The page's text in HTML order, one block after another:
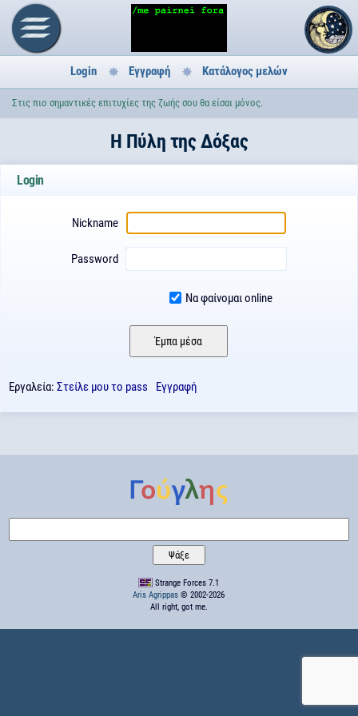
Login Εγγραφή Κατάλογος μελών
Στις πιο σημαντικές επιτυχίες της ζωής σου θα είσαι μόνος.
H Πύλη της Δόξας
Login
Nickname
Password
Να φαίνομαι online
Εργαλεία: Στείλε μου το pass Εγγραφή
Strange Forces 7.1
Aris Agrippas © 2002-2026
All right, got me.